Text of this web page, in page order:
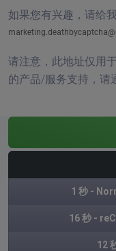
如果您有兴趣，请给
请注意，此地址仅用
的产品/服务支持，请
1 秒 -
16 秒 -
12